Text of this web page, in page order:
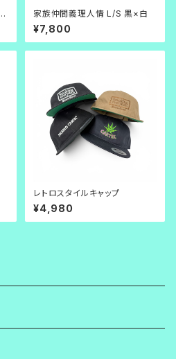
家族仲間義理人情 L/S 黒×白
¥7,800
レトロスタイルキャップ
¥4,980